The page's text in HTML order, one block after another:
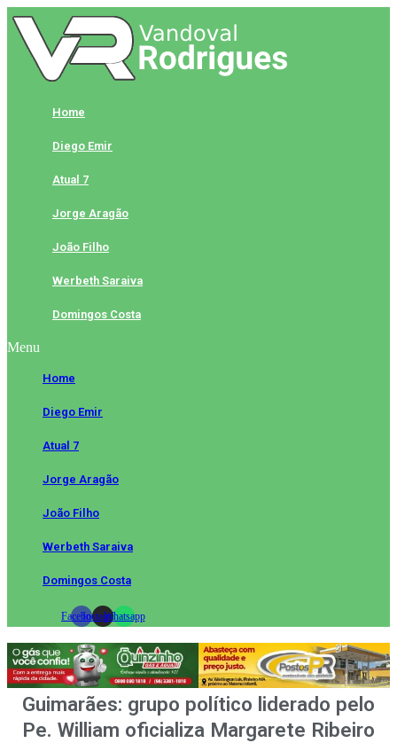
Skip
to
content
Home
Diego Emir
Atual 7
Jorge Aragão
João Filho
Werbeth Saraiva
Domingos Costa
Menu
Home
Diego Emir
Atual 7
Jorge Aragão
João Filho
Werbeth Saraiva
Domingos Costa
FacebookInstagramWhatsapp
Guimarães: grupo político liderado pelo
Pe. William oficializa Margarete Ribeiro